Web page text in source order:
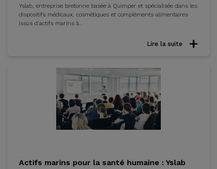
Yslab, entreprise bretonne basée à Quimper et spécialisée dans les
dispositifs médicaux, cosmétiques et compléments alimentaires
issus d’actifs marins à...
Lire la suite
Actifs marins pour la santé humaine : Yslab